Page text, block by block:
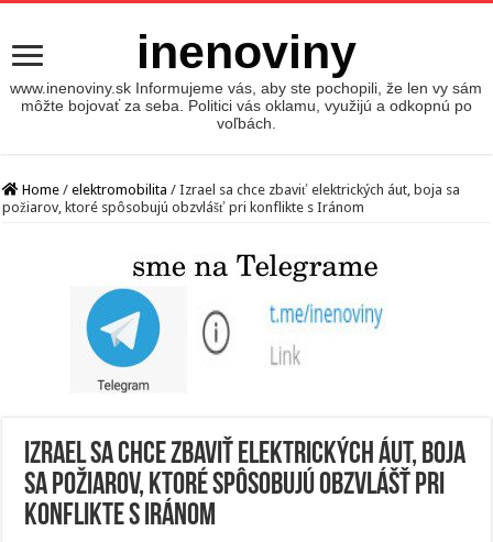
inenoviny
www.inenoviny.sk Informujeme vás, aby ste pochopili, že len vy sám
môžte bojovať za seba. Politici vás oklamu, využijú a odkopnú po
voľbách.
Home / elektromobilita / Izrael sa chce zbaviť elektrických áut, boja sa
požiarov, ktoré spôsobujú obzvlášť pri konflikte s Iránom
Izrael sa chce zbaviť elektrických áut, boja
sa požiarov, ktoré spôsobujú obzvlášť pri
konflikte s Iránom